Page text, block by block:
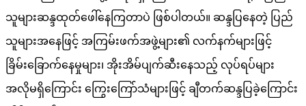
သူများဆန္ဒထုတ်ဖေါ်နေကြတာပဲ ဖြစ်ပါတယ်။ ဆန္ဒပြနေတဲ့ ပြည်
သူများအနေဖြင့် အကြမ်းဖက်အဖွဲ့များ၏ လက်နက်များဖြင့်
ခြိမ်းခြောက်နေမှုများ၊ အိုးအိမ်ပျက်ဆီးနေသည့် လုပ်ရပ်များ
အလိုမရှိကြောင်း ကြွေးကြော်သံများဖြင့် ချီတက်ဆန္ဒပြခဲ့ကြောင်း